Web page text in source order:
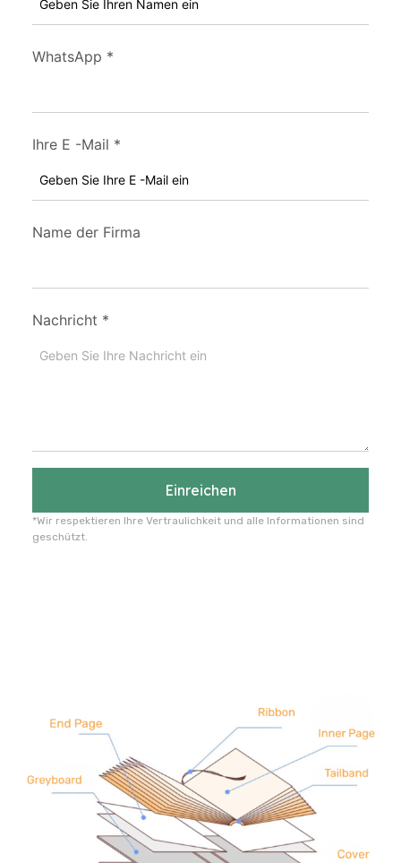
WhatsApp *
Ihre E -Mail *
Name der Firma
Nachricht *
Einreichen
*Wir respektieren Ihre Vertraulichkeit und alle Informationen sind
geschützt.